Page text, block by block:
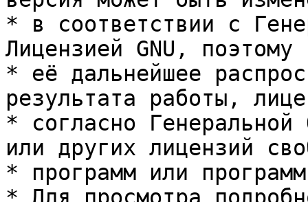
* в соответствии с
Лицензией GNU, поэтому
* её дальнейшее
результата работы,
* согласно Генеральной
или других лицензий
* программ или